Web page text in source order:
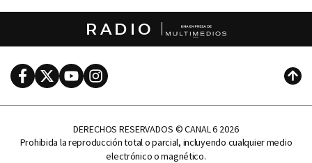
RADIO
FacebookTwitterYoutubeInstagram
DERECHOS RESERVADOS © CANAL 6 2026
Prohibida la reproducción total o parcial, incluyendo cualquier medio
electrónico o magnético.